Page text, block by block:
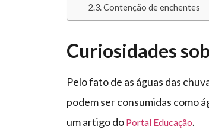
Contenção de enchentes
Curiosidades
Pelo fato de as águas das
podem ser consumidas como
um artigo do Portal Educação.